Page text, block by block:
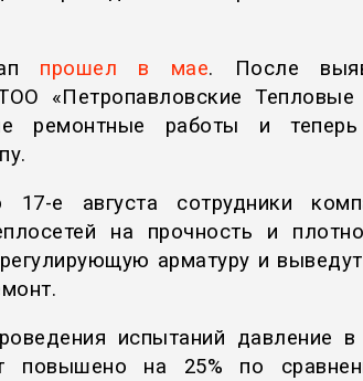
прошел в мае. После
«Петропавловские Тепловые
ремонтные работы и
е августа сотрудники
на прочность и
арматуру и
испытаний давление в
повышено на 25% по